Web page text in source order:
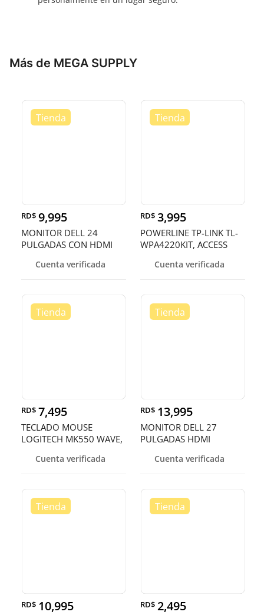
Más de MEGA SUPPLY
RD$ 9,995
MONITOR DELL 24
PULGADAS CON HDMI
Cuenta verificada
RD$ 3,995
POWERLINE TP-LINK TL-
WPA4220KIT, ACCESS
2.4GHZ/300MBPS, 2
Cuenta verificada
RD$ 7,495
TECLADO MOUSE
LOGITECH MK550 WAVE,
2.4GHZ WIRELESS,
Cuenta verificada
RD$ 13,995
MONITOR DELL 27
PULGADAS HDMI
Cuenta verificada
RD$ 10,995 RD$ 2,495